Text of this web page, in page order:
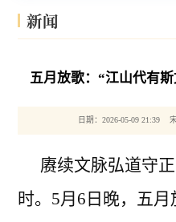
新闻
五月放歌：“江山代有
日期：2026-05-09 21:39
赓续文脉弘道守
时。 5月6日晚，五月